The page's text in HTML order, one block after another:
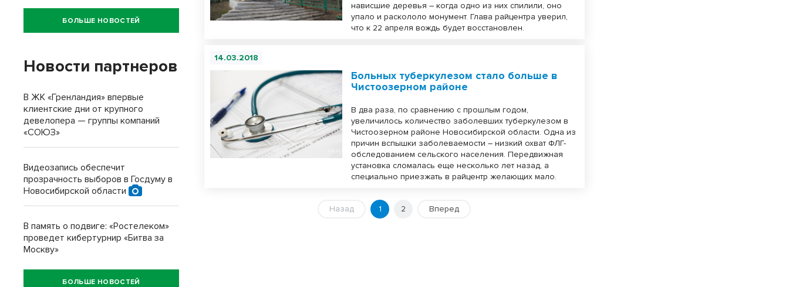
нависшие деревья – когда одно из них спилили, оно
упало и раскололо монумент. Глава райцентра уверил,
что к 22 апреля вождь будет восстановлен.
14.03.2018
Больных туберкулезом стало больше в
Чистоозерном районе
В два раза, по сравнению с прошлым годом,
увеличилось количество заболевших туберкулезом в
Чистоозерном районе Новосибирской области. Одна из
причин вспышки заболеваемости – низкий охват ФЛГ-
обследованием сельского населения. Передвижная
установка сломалась еще несколько лет назад, а
специально приезжать в райцентр желающих мало.
Назад 1 2 Вперед
БОЛЬШЕ НОВОСТЕЙ
Новости партнеров
В ЖК «Гренландия» впервые
клиентские дни от крупного
девелопера — группы компаний
«СОЮЗ»
Видеозапись обеспечит
прозрачность выборов в Госдуму в
Новосибирской области
В память о подвиге: «Ростелеком»
проведет кибертурнир «Битва за
Москву»
БОЛЬШЕ НОВОСТЕЙ